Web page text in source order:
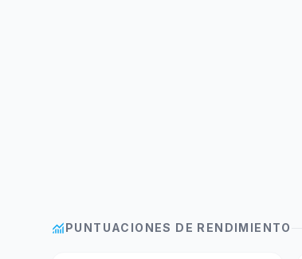
monitoringPUNTUACIONES DE RENDIMIENTO